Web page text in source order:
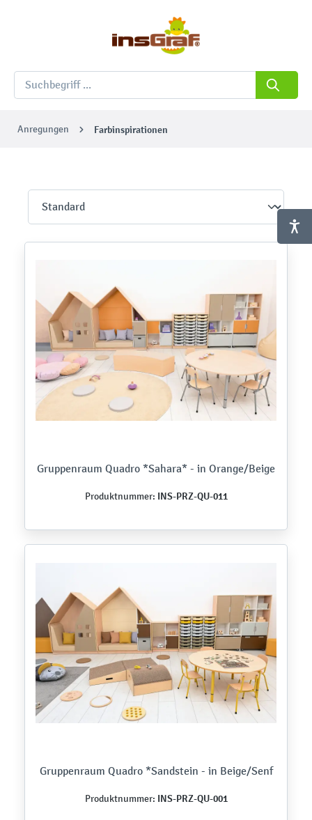
Anregungen Farbinspirationen
Gruppenraum Quadro *Sahara* - in Orange/Beige
Produktnummer: INS-PRZ-QU-011
Gruppenraum Quadro *Sandstein - in Beige/Senf
Produktnummer: INS-PRZ-QU-001